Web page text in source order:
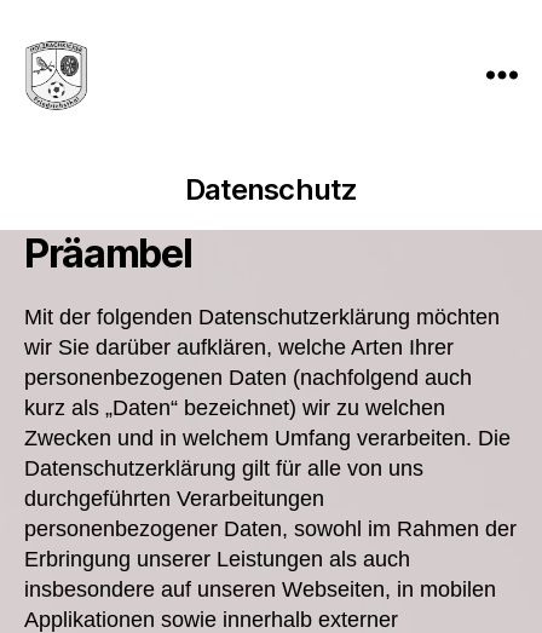
und
Leidenschaft
1982
Datenschutz
Präambel
Mit der folgenden Datenschutzerklärung möchten
wir Sie darüber aufklären, welche Arten Ihrer
personenbezogenen Daten (nachfolgend auch
kurz als „Daten“ bezeichnet) wir zu welchen
Zwecken und in welchem Umfang verarbeiten. Die
Datenschutzerklärung gilt für alle von uns
durchgeführten Verarbeitungen
personenbezogener Daten, sowohl im Rahmen der
Erbringung unserer Leistungen als auch
insbesondere auf unseren Webseiten, in mobilen
Applikationen sowie innerhalb externer